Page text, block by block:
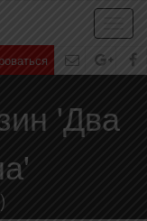
'Два